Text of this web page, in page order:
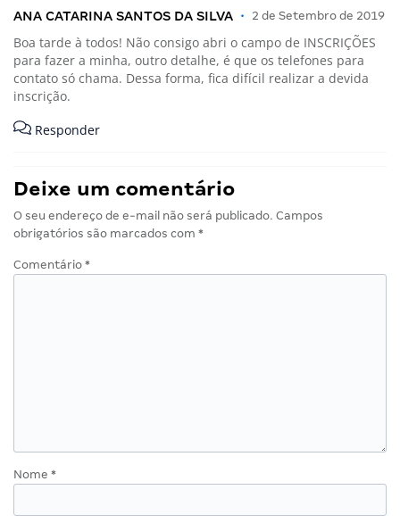
ANA CATARINA SANTOS DA SILVA • 2 de Setembro de 2019
Boa tarde à todos! Não consigo abri o campo de INSCRIÇÕES
para fazer a minha, outro detalhe, é que os telefones para
contato só chama. Dessa forma, fica difícil realizar a devida
inscrição.
Responder
Deixe um comentário
O seu endereço de e-mail não será publicado. Campos
obrigatórios são marcados com *
Comentário *
Nome *